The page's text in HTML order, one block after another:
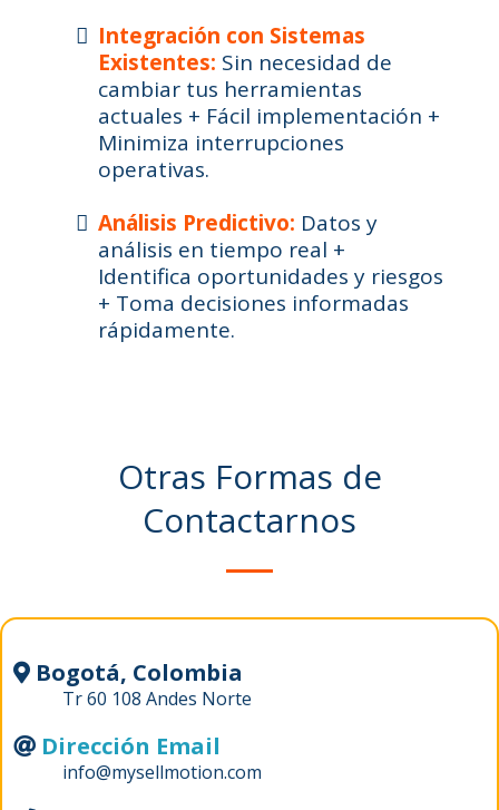
Integración con Sistemas
Existentes: Sin necesidad de
cambiar tus herramientas
actuales + Fácil implementación +
Minimiza interrupciones
operativas.
Análisis Predictivo: Datos y
análisis en tiempo real +
Identifica oportunidades y riesgos
+ Toma decisiones informadas
rápidamente.
Otras Formas de
Contactarnos
Bogotá, Colombia
Tr 60 108 Andes Norte
Dirección Email
info@mysellmotion.com